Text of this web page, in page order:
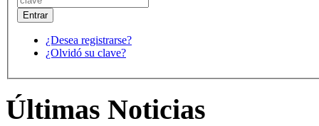
¿Desea registrarse?
¿Olvidó su clave?
Últimas Noticias